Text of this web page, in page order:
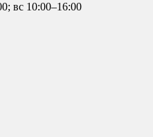
вс 10:00–16:00